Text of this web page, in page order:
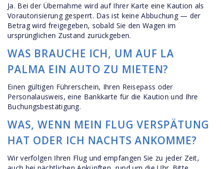
Ja. Bei der Übernahme wird auf Ihrer Karte eine Kaution als
Vorautorisierung gesperrt. Das ist keine Abbuchung — der
Betrag wird freigegeben, sobald Sie den Wagen im
ursprünglichen Zustand zurückgeben.
WAS BRAUCHE ICH, UM AUF LA
PALMA EIN AUTO ZU MIETEN?
Einen gültigen Führerschein, Ihren Reisepass oder
Personalausweis, eine Bankkarte für die Kaution und Ihre
Buchungsbestätigung.
WAS, WENN MEIN FLUG VERSPÄTUNG
HAT ODER ICH NACHTS ANKOMME?
Wir verfolgen Ihren Flug und empfangen Sie zu jeder Zeit,